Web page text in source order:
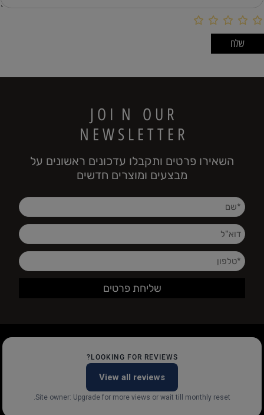
J O I N O U R
N E W S L E T T E R
השאירו פרטים ותקבלו עדכונים ראשונים על
מבצעים ומוצרים חדשים
LOOKING FOR REVIEWS?
View all reviews
Site owner: Upgrade for more views or wait till monthly reset.